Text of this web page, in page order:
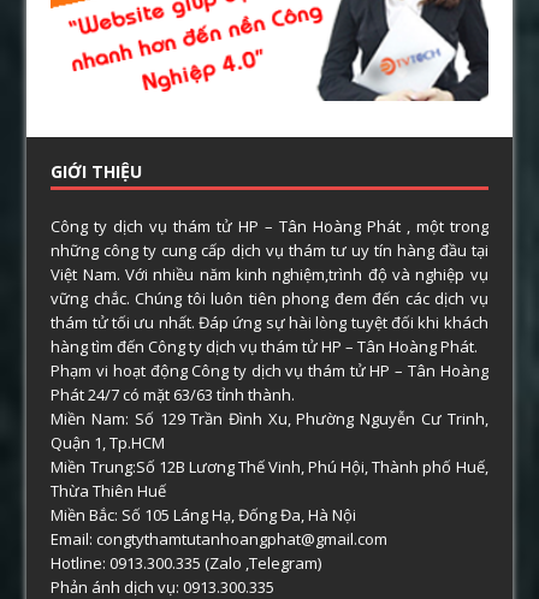
GIỚI THIỆU
Công ty dịch vụ thám tử HP – Tân Hoàng Phát , một trong
những công ty cung cấp dịch vụ thám tư uy tín hàng đầu tại
Việt Nam. Với nhiều năm kinh nghiệm,trình độ và nghiệp vụ
vững chắc. Chúng tôi luôn tiên phong đem đến các dịch vụ
thám tử tối ưu nhất. Đáp ứng sự hài lòng tuyệt đối khi khách
hàng tìm đến Công ty dịch vụ thám tử HP – Tân Hoàng Phát.
Phạm vi hoạt động Công ty dịch vụ thám tử HP – Tân Hoàng
Phát 24/7 có mặt 63/63 tỉnh thành.
Miền Nam: Số 129 Trần Đình Xu, Phường Nguyễn Cư Trinh,
Quận 1, Tp.HCM
Miền Trung:Số 12B Lương Thế Vinh, Phú Hội, Thành phố Huế,
Thừa Thiên Huế
Miền Bắc: Số 105 Láng Hạ, Đống Đa, Hà Nội
Email: congtythamtutanhoangphat@gmail.com
Hotline: 0913.300.335 (Zalo ,Telegram)
Phản ánh dịch vụ: 0913.300.335